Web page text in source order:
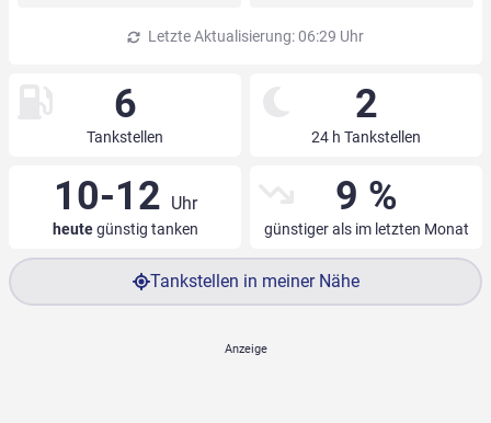
Letzte Aktualisierung: 06:29 Uhr
6
Tankstellen
2
24 h Tankstellen
10-12 Uhr
heutegünstig tanken
9 %
günstiger als im letzten Monat
Tankstellen in meiner Nähe